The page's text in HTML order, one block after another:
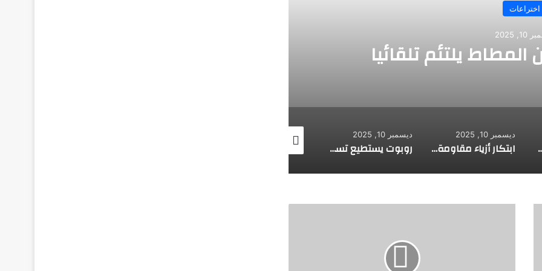
روبوت جديد لاستكشاف أعماق البحار
ابتكار أزياء مقاومة للرصاص
ديسمبر 10, 2025
روبوت يستطيع تسلق الجدران
ديسمبر 10, 2025
روبوت جديد له قلب يشعر بالحب